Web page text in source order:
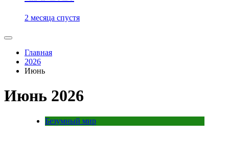
2 месяца спустя
Главная
2026
Июнь
Июнь 2026
Безумный мир